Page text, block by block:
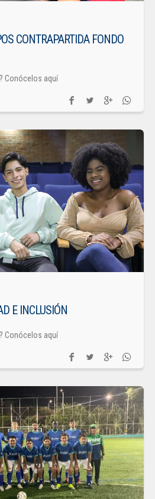
CONTRAPARTIDA FONDO
Conócelos aquí
E INCLUSIÓN
Conócelos aquí